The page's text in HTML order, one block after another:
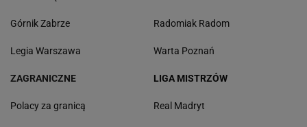
Górnik Zabrze
Legia Warszawa
Radomiak Radom
Warta Poznań
ZAGRANICZNE
Polacy za granicą
LIGA MISTRZÓW
Real Madryt